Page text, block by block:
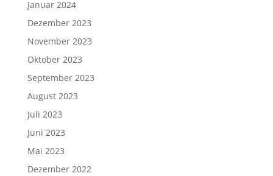
Januar 2024
Dezember 2023
November 2023
Oktober 2023
September 2023
August 2023
Juli 2023
Juni 2023
Mai 2023
Dezember 2022